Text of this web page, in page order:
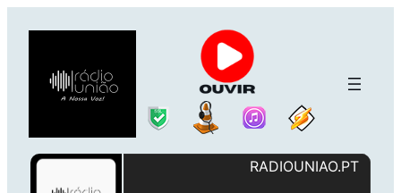
para
conteúdo